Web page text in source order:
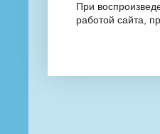
При
работой сайта,